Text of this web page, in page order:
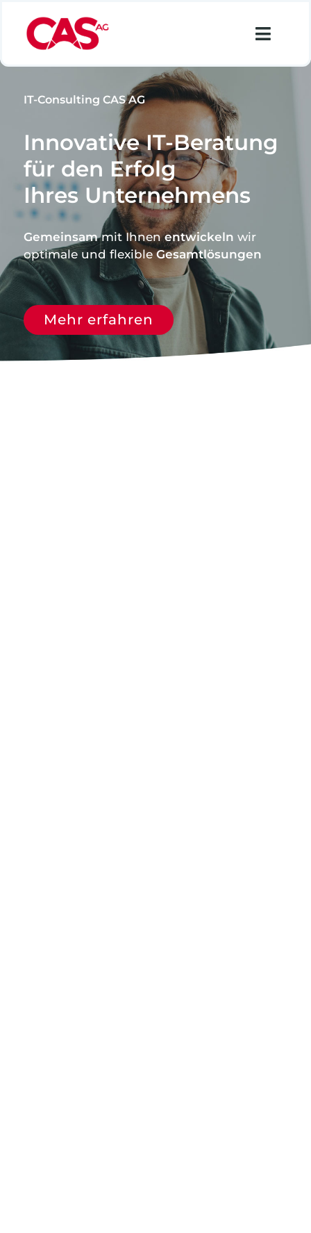
Inhalt
springen
Retail
Data Analytics
Lösungen
Über uns
Karriere
Suche
nach:
IT-Consulting CAS AG
Innovative IT-Beratung
für den Erfolg
Ihres Unternehmens
Gemeinsammit Ihnenentwickeln wir
optimale und flexibleGesamtlösungen
Mehr erfahren